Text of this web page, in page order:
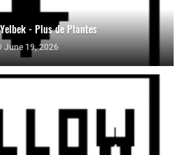
- Plus de Plantes
June 19, 2026